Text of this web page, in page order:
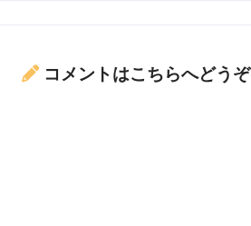
コメントはこちらへどうぞ